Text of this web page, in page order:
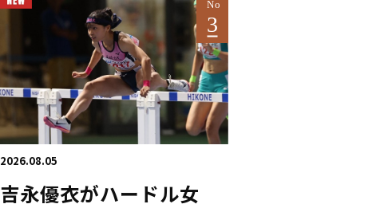
2026.08.05
吉永優衣がハードル女